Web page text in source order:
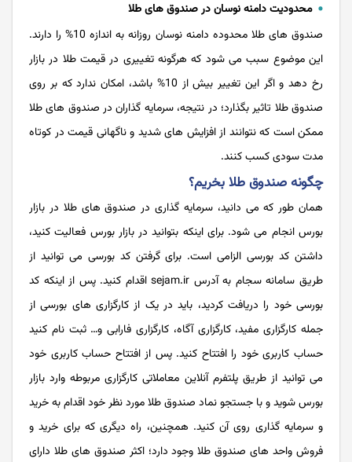
محدودیت دامنه نوسان در صندوق های طلا
صندوق‌ های طلا محدوده دامنه نوسان روزانه به اندازه 10% را دارند.
این موضوع سبب می شود که هرگونه تغییری در قیمت طلا در بازار
رخ دهد و اگر این تغییر بیش از 10% باشد، امکان ندارد که بر روی
صندوق طلا تاثیر بگذارد؛ در نتیجه، سرمایه گذاران در صندوق های طلا
ممکن است که نتوانند از افزایش های شدید و ناگهانی قیمت در کوتاه
مدت سودی کسب کنند.
چگونه صندوق طلا بخریم؟
همان طور که می دانید، سرمایه گذاری در صندوق های طلا در بازار
بورس انجام می شود. برای اینکه بتوانید در بازار بورس فعالیت کنید،
داشتن کد بورسی الزامی است. برای گرفتن کد بورسی می توانید از
طریق سامانه سجام به آدرس sejam.ir اقدام کنید. پس از اینکه کد
بورسی خود را دریافت کردید، باید در یک از کارگزاری های بورسی از
جمله کارگزاری مفید، کارگزاری آگاه، کارگزاری فارابی و… ثبت نام کنید
حساب کاربری خود را افتتاح کنید. پس از افتتاح حساب کاربری خود
می توانید از طریق پلتفرم آنلاین معاملاتی کارگزاری مربوطه وارد بازار
بورس شوید و با جستجو نماد صندوق طلا مورد نظر خود اقدام به خرید
و سرمایه گذاری روی آن کنید. همچنین، راه دیگری که برای خرید و
فروش واحد های صندوق طلا وجود دارد؛ اکثر صندوق های طلا دارای